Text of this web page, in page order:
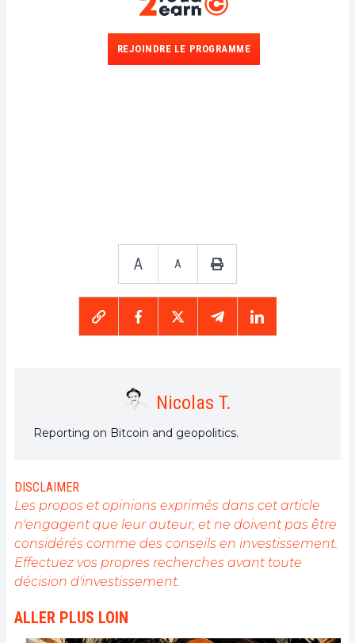
REJOINDRE LE PROGRAMME
A A
Nicolas T.
Reporting on Bitcoin and geopolitics.
DISCLAIMER
Les propos et opinions exprimés dans cet article
n'engagent que leur auteur, et ne doivent pas être
considérés comme des conseils en investissement.
Effectuez vos propres recherches avant toute
décision d'investissement.
ALLER PLUS LOIN